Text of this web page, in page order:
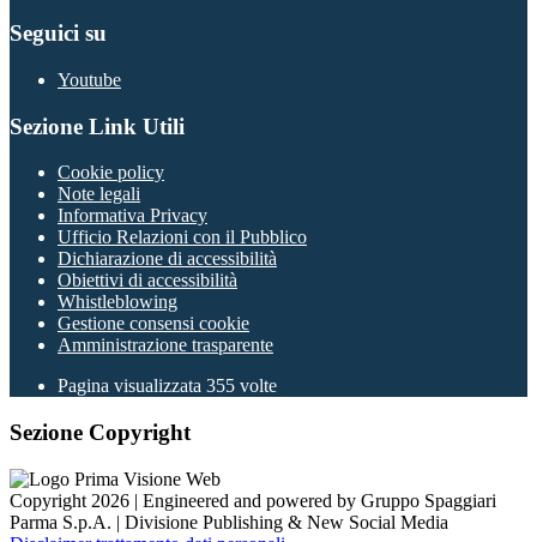
Seguici su
Youtube
Sezione Link Utili
Cookie policy
Note legali
Informativa Privacy
Ufficio Relazioni con il Pubblico
Dichiarazione di accessibilità
Obiettivi di accessibilità
Whistleblowing
Gestione consensi cookie
Amministrazione trasparente
Pagina visualizzata 355 volte
Sezione Copyright
Copyright 2026 | Engineered and powered by Gruppo Spaggiari
Parma S.p.A. | Divisione Publishing & New Social Media